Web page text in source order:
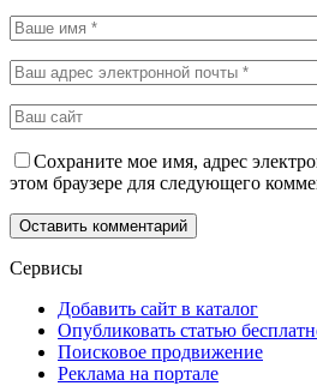
Сохраните мое имя, адрес
этом браузере для следующего
Сервисы
Добавить сайт в каталог
Опубликовать статью
Поисковое продвижение
Реклама на портале